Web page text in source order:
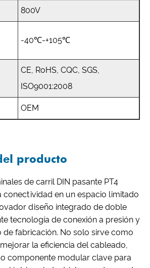
800V
-40℃-+105℃
CE, RoHS, CQC, SGS,
ISO9001:2008
OEM
producto
de carril DIN pasante PT4
conectividad en un espacio limitado
diseño integrado de doble
tecnología de conexión a presión y
fabricación. No solo sirve como
la eficiencia del cableado,
componente modular clave para